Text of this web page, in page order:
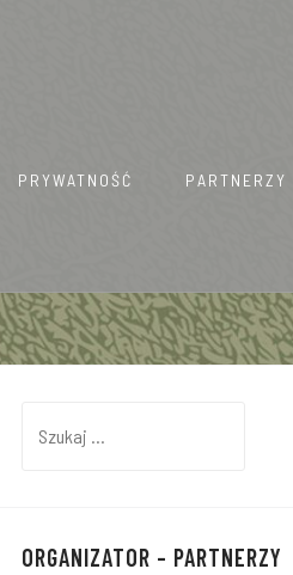
PRYWATNOŚĆ PARTNERZY
ORGANIZATOR – PARTNERZY